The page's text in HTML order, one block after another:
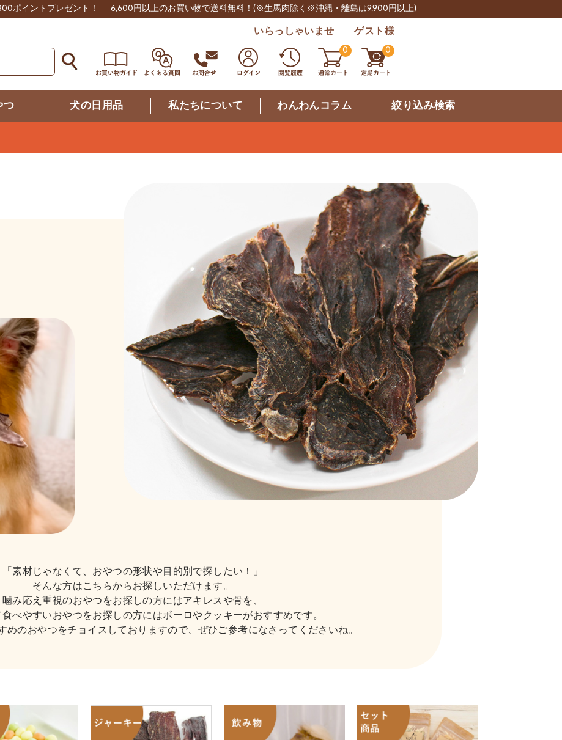
ポイントプレゼント！ 6,600円以上のお買い物で送料無料！ (※生馬肉除く※沖縄・離島は9,900円以上)
いらっしゃいませ ゲスト様
0 0
つ 犬の日用品 私たちについて わんわんコラム 絞り込み検索
「素材じゃなくて、おやつの形状や目的別で探したい！」
そんな方はこちらからお探しいただけます。
噛み応え重視のおやつをお探しの方にはアキレスや骨を、
べやすいおやつをお探しの方にはボーロやクッキーがおすすめです。
めのおやつをチョイスしておりますので、ぜひご参考になさってくださいね。